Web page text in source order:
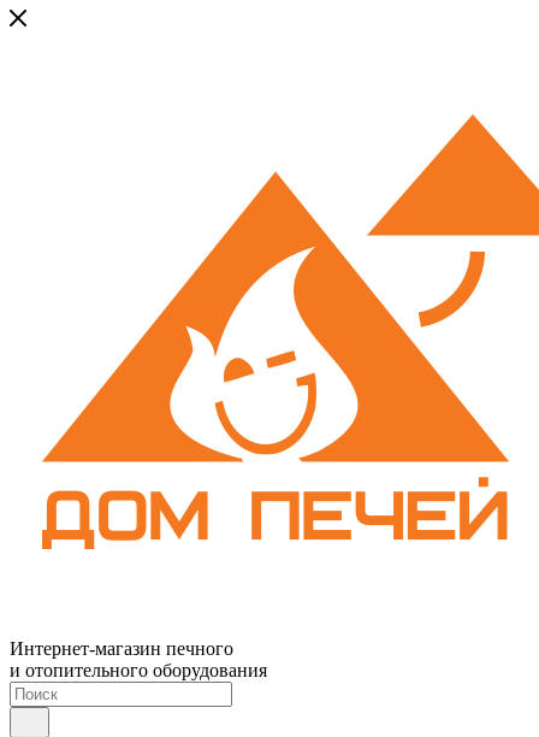
Интернет-магазин печного
и отопительного оборудования